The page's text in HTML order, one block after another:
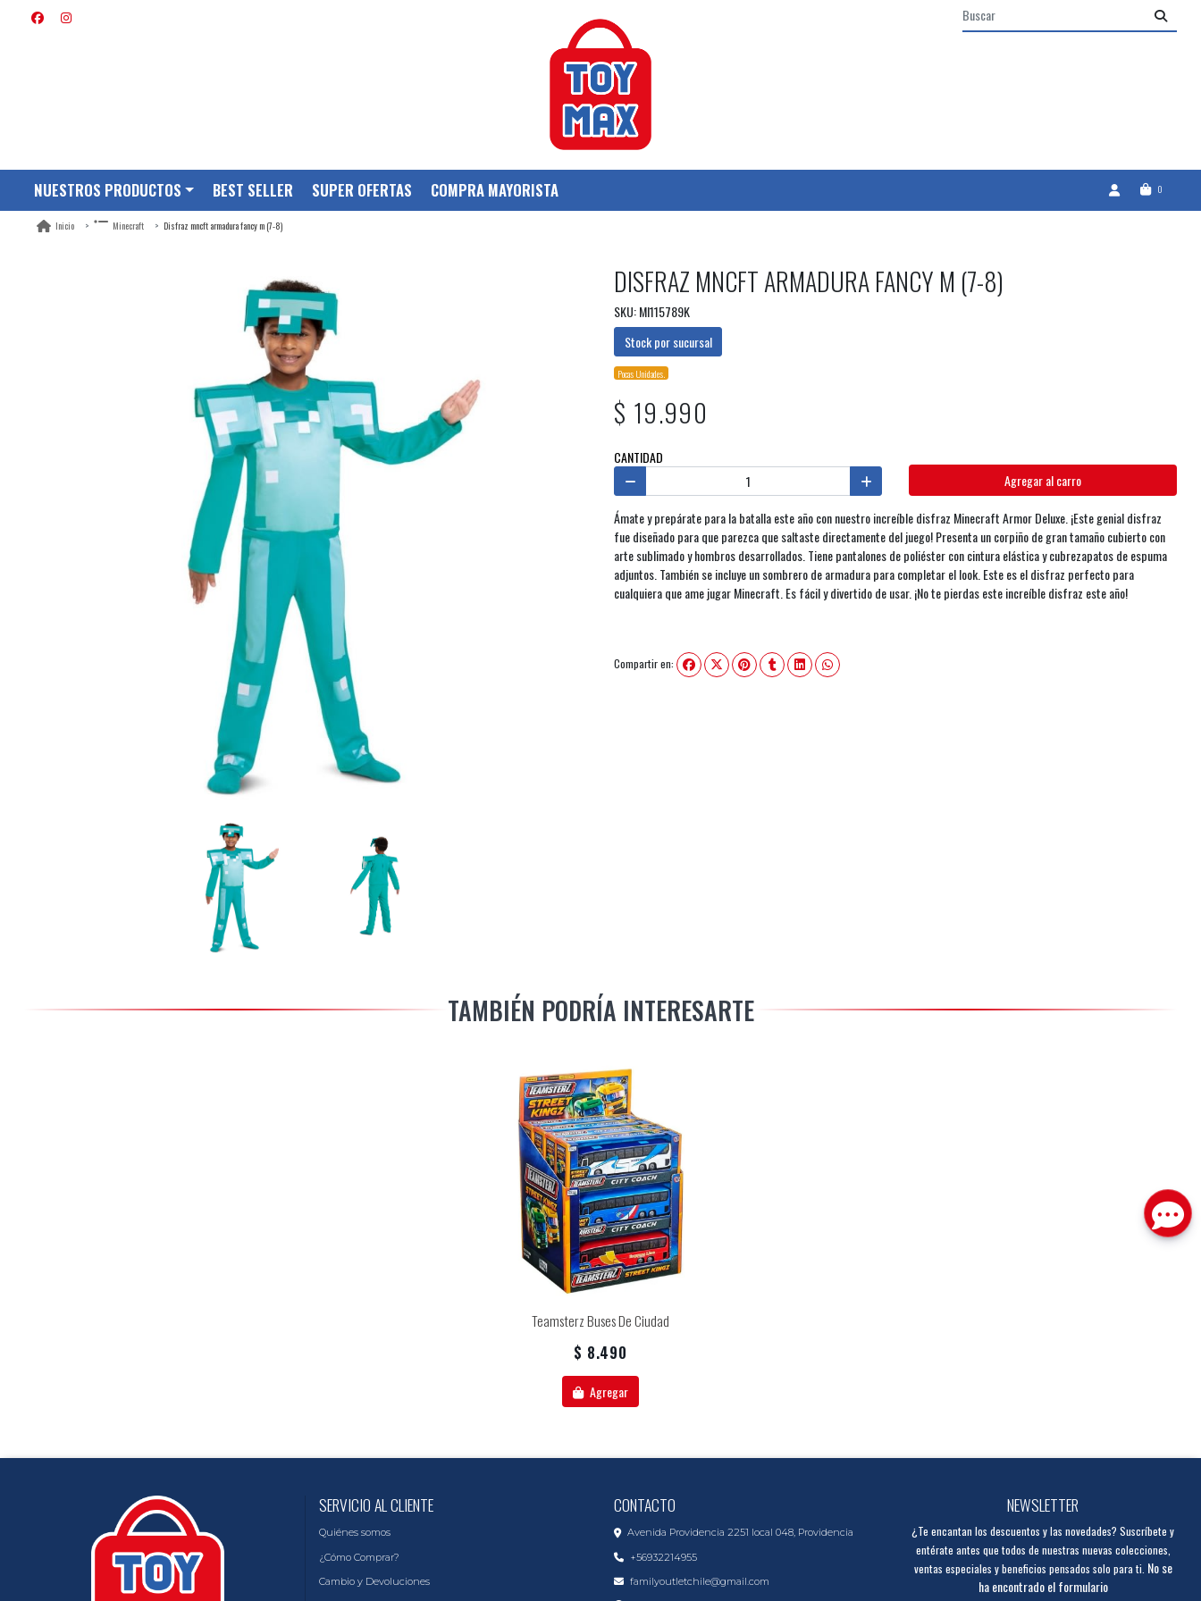
NUESTROS PRODUCTOS BEST SELLER SUPER OFERTAS COMPRA MAYORISTA 0
Inicio Minecraft Disfraz mncft armadura fancy m (7-8)
DISFRAZ MNCFT ARMADURA FANCY M (7-8)
SKU: MI115789K
Stock por sucursal
Pocas Unidades.
$ 19.990
CANTIDAD
Agregar al carro
Ámate y prepárate para la batalla este año con nuestro increíble disfraz Minecraft Armor Deluxe. ¡Este genial disfraz
fue diseñado para que parezca que saltaste directamente del juego! Presenta un corpiño de gran tamaño cubierto con
arte sublimado y hombros desarrollados. Tiene pantalones de poliéster con cintura elástica y cubrezapatos de espuma
adjuntos. También se incluye un sombrero de armadura para completar el look. Este es el disfraz perfecto para
cualquiera que ame jugar Minecraft. Es fácil y divertido de usar. ¡No te pierdas este increíble disfraz este año!
Compartir en:
TAMBIÉN PODRÍA INTERESARTE
Teamsterz Buses De Ciudad
$ 8.490
Agregar
SERVICIO AL CLIENTE
Quiénes somos
¿Cómo Comprar?
Cambio y Devoluciones
CONTACTO
Avenida Providencia 2251 local 048, Providencia
+56932214955
familyoutletchile@gmail.com
NEWSLETTER
¿Te encantan los descuentos y las novedades? Suscríbete y
entérate antes que todos de nuestras nuevas colecciones,
ventas especiales y beneficios pensados solo para ti. No se
ha encontrado el formulario